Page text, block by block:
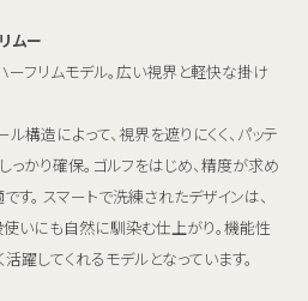
ムー
ーフリムモデル。広い視界と軽快な掛け
構造によって、視界を遮りにくく、パッテ
っかり確保。ゴルフをはじめ、精度が求め
す。 スマートで洗練されたデザインは、
いにも自然に馴染む仕上がり。機能性
躍してくれるモデルとなっています。